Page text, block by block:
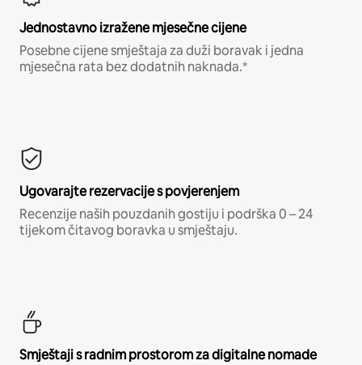
Jednostavno izražene mjesečne cijene
Posebne cijene smještaja za duži boravak i jedna
mjesečna rata bez dodatnih naknada.*
Ugovarajte rezervacije s povjerenjem
Recenzije naših pouzdanih gostiju i podrška 0 – 24
tijekom čitavog boravka u smještaju.
Smještaji s radnim prostorom za digitalne nomade